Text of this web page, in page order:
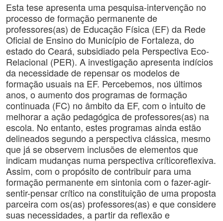
Esta tese apresenta uma pesquisa-intervenção no
processo de formação permanente de
professores(as) de Educação Física (EF) da Rede
Oficial de Ensino do Município de Fortaleza, do
estado do Ceará, subsidiado pela Perspectiva Eco-
Relacional (PER). A investigação apresenta indícios
da necessidade de repensar os modelos de
formação usuais na EF. Percebemos, nos últimos
anos, o aumento dos programas de formação
continuada (FC) no âmbito da EF, com o intuito de
melhorar a ação pedagógica de professores(as) na
escola. No entanto, estes programas ainda estão
delineados segundo a perspectiva clássica, mesmo
que já se observem inclusões de elementos que
indicam mudanças numa perspectiva críticoreflexiva.
Assim, com o propósito de contribuir para uma
formação permanente em sintonia com o fazer-agir-
sentir-pensar crítico na constituição de uma proposta
parceira com os(as) professores(as) e que considere
suas necessidades, a partir da reflexão e